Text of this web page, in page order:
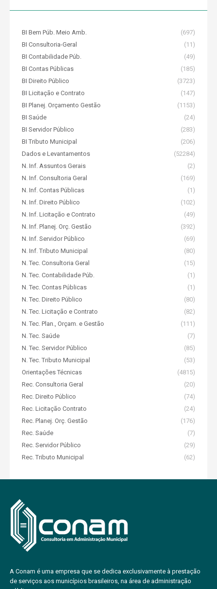
BI Bem Púb. Meio Amb.
(697)
BI Consultoria-Geral
(11)
BI Contabilidade Púb.
(49)
BI Contas Públicas
(185)
BI Direito Público
(3723)
BI Licitação e Contrato
(147)
BI Planej. Orçamento Gestão
(1153)
BI Saúde
(24)
BI Servidor Público
(283)
BI Tributo Municipal
(206)
Dados e Levantamentos
(52284)
N. Inf. Assuntos Gerais
(2)
N. Inf. Consultoria Geral
(169)
N. Inf. Contas Públicas
(1)
N. Inf. Direito Público
(102)
N. Inf. Licitação e Contrato
(49)
N. Inf. Planej. Orç. Gestão
(392)
N. Inf. Servidor Público
(69)
N. Inf. Tributo Municipal
(80)
N. Tec. Consultoria Geral
(15)
N. Tec. Contabilidade Púb.
(1)
N. Tec. Contas Públicas
(1)
N. Tec. Direito Público
(80)
N. Tec. Licitação e Contrato
(82)
N. Tec. Plan., Orçam. e Gestão
(111)
N. Tec. Saúde
(7)
N. Tec. Servidor Público
(85)
N. Tec. Tributo Municipal
(53)
Orientações Técnicas
(4815)
Rec. Consultoria Geral
(20)
Rec. Direito Público
(74)
Rec. Licitação Contrato
(24)
Rec. Planej. Orç. Gestão
(176)
Rec. Saúde
(7)
Rec. Servidor Público
(29)
Rec. Tributo Municipal
(62)
A Conam é uma empresa que se dedica exclusivamente à prestação
de serviços aos municípios brasileiros, na área de administração